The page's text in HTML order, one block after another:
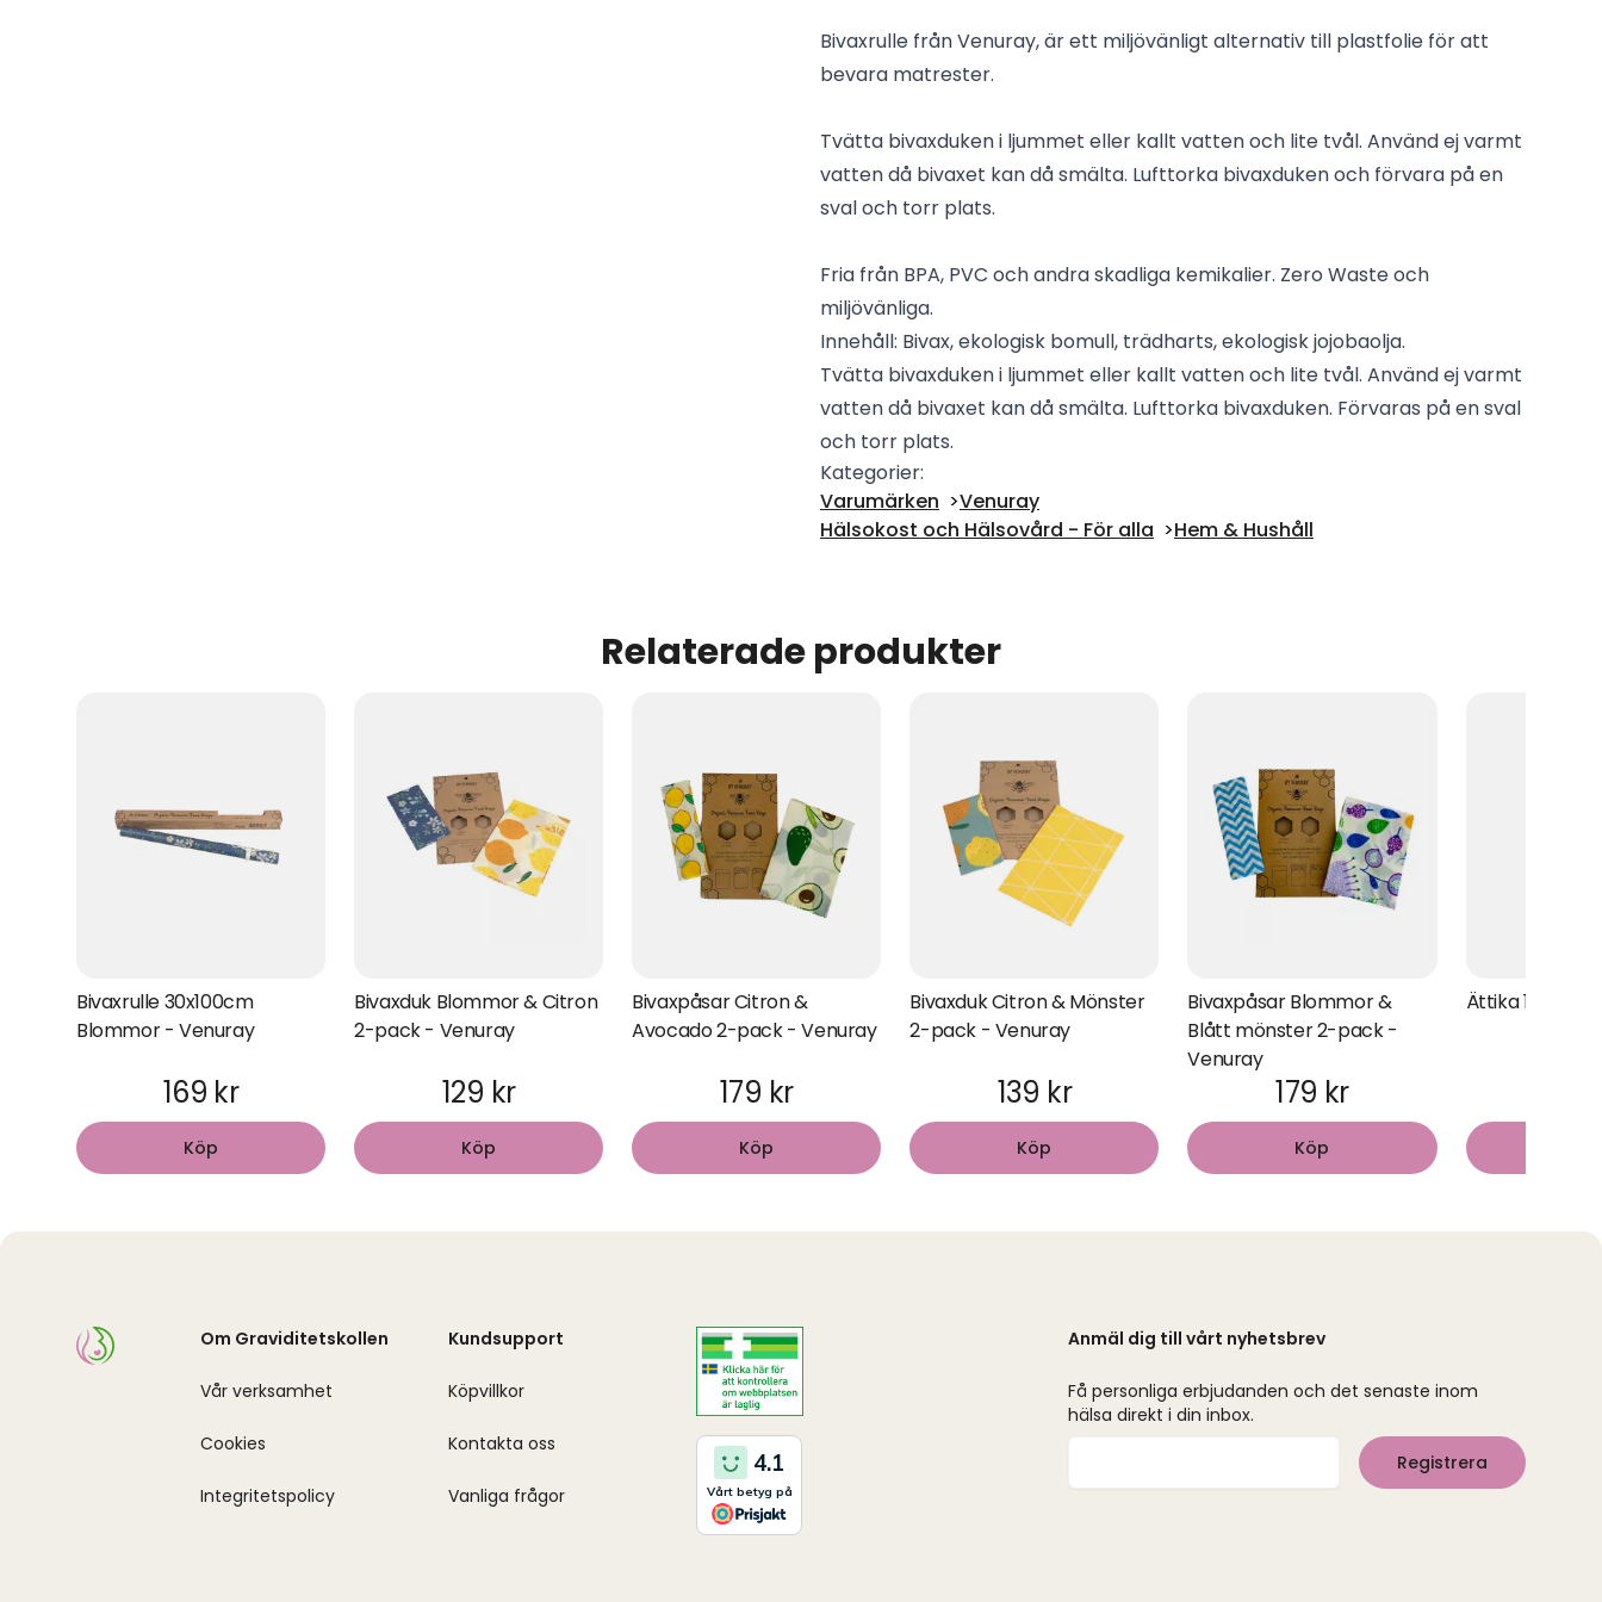
Bivaxrulle från Venuray, är ett miljövänligt alternativ till plastfolie för att
bevara matrester.
Tvätta bivaxduken i ljummet eller kallt vatten och lite tvål. Använd ej varmt
vatten då bivaxet kan då smälta. Lufttorka bivaxduken och förvara på en
sval och torr plats.
Fria från BPA, PVC och andra skadliga kemikalier. Zero Waste och
miljövänliga.
Innehåll: Bivax, ekologisk bomull, trädharts, ekologisk jojobaolja.
Tvätta bivaxduken i ljummet eller kallt vatten och lite tvål. Använd ej varmt
vatten då bivaxet kan då smälta. Lufttorka bivaxduken. Förvaras på en sval
och torr plats.
Kategorier:
Varumärken
Venuray
Hälsokost och Hälsovård - För alla
Hem & Hushåll
Relaterade produkter
Bivaxrulle 30x100cm
Blommor - Venuray
169 kr
Köp
Bivaxduk Blommor & Citron
2-pack - Venuray
129 kr
Köp
Bivaxpåsar Citron &
Avocado 2-pack - Venuray
179 kr
Köp
Bivaxduk Citron & Mönster
2-pack - Venuray
139 kr
Köp
Bivaxpåsar Blommor &
Blått mönster 2-pack -
Venuray
179 kr
Köp
Ättika 12% 1 l,
Om Graviditetskollen
Vår verksamhet
Cookies
Integritetspolicy
Kundsupport
Köpvillkor
Kontakta oss
Vanliga frågor
Anmäl dig till vårt nyhetsbrev
Få personliga erbjudanden och det senaste inom
hälsa direkt i din inbox.
Registrera